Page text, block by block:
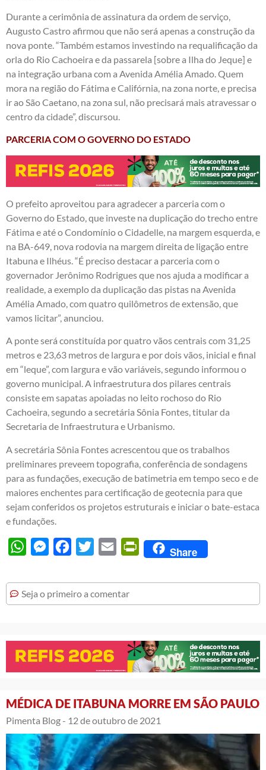
Durante a cerimônia de assinatura da ordem de serviço,
Augusto Castro afirmou que não será apenas a construção da
nova ponte. “Também estamos investindo na requalificação da
orla do Rio Cachoeira e da passarela [sobre a Ilha do Jeque] e
na integração urbana com a Avenida Amélia Amado. Quem
mora na região do Fátima e Califórnia, na zona norte, e precisa
ir ao São Caetano, na zona sul, não precisará mais atravessar o
centro da cidade”, discursou.
PARCERIA COM O GOVERNO DO ESTADO
O prefeito aproveitou para agradecer a parceria com o
Governo do Estado, que investe na duplicação do trecho entre
Fátima e até o Condomínio o Cidadelle, na margem esquerda, e
na BA-649, nova rodovia na margem direita de ligação entre
Itabuna e Ilhéus. “É preciso destacar a parceria com o
governador Jerônimo Rodrigues que nos ajuda a modificar a
realidade, a exemplo da duplicação das pistas na Avenida
Amélia Amado, com quatro quilômetros de extensão, que
vamos licitar”, anunciou.
A ponte será constituída por quatro vãos centrais com 31,25
metros e 23,63 metros de largura e por dois vãos, inicial e final
em “leque”, com largura e vão variáveis, segundo informou o
governo municipal. A infraestrutura dos pilares centrais
consiste em sapatas apoiadas no leito rochoso do Rio
Cachoeira, segundo a secretária Sônia Fontes, titular da
Secretaria de Infraestrutura e Urbanismo.
A secretária Sônia Fontes acrescentou que os trabalhos
preliminares preveem topografia, conferência de sondagens
para as fundações, execução de batimetria em tempo seco e de
maiores enchentes para certificação de geotecnia para que
sejam conferidos os projetos estruturais e iniciar o bate-estaca
e fundações.
WhatsAppMessengerFacebook
Twitter Email PrintFriendly
Share
Seja o primeiro a comentar
MÉDICA DE ITABUNA MORRE EM SÃO PAULO
Pimenta Blog - 12 de outubro de 2021